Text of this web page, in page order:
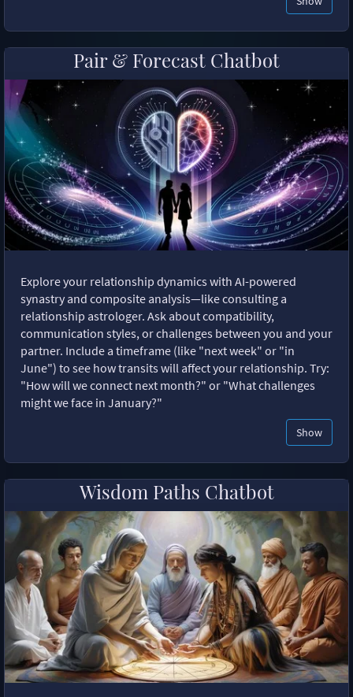
Pair & Forecast Chatbot
Explore your relationship dynamics with AI-powered
synastry and composite analysis—like consulting a
relationship astrologer. Ask about compatibility,
communication styles, or challenges between you and your
partner. Include a timeframe (like "next week" or "in
June") to see how transits will affect your relationship. Try:
"How will we connect next month?" or "What challenges
might we face in January?"
Show
Wisdom Paths Chatbot